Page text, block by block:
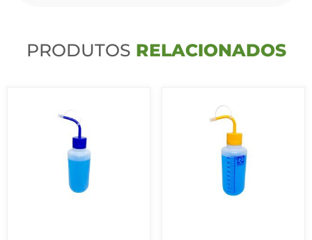
PRODUTOS RELACIONADOS